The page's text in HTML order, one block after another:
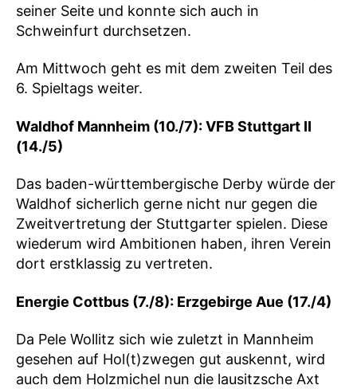
seiner Seite und konnte sich auch in
Schweinfurt durchsetzen.
Am Mittwoch geht es mit dem zweiten Teil des
6. Spieltags weiter.
Waldhof Mannheim (10./7): VFB Stuttgart II
(14./5)
Das baden-württembergische Derby würde der
Waldhof sicherlich gerne nicht nur gegen die
Zweitvertretung der Stuttgarter spielen. Diese
wiederum wird Ambitionen haben, ihren Verein
dort erstklassig zu vertreten.
Energie Cottbus (7./8): Erzgebirge Aue (17./4)
Da Pele Wollitz sich wie zuletzt in Mannheim
gesehen auf Hol(t)zwegen gut auskennt, wird
auch dem Holzmichel nun die lausitzsche Axt